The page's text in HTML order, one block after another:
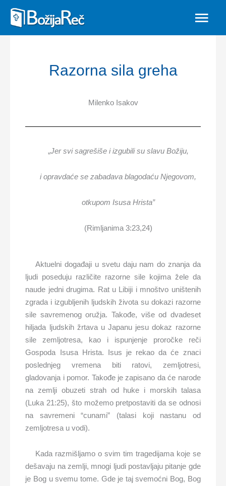
Razorna sila greha
Milenko Isakov
„Jer svi sagrešiše i izgubili su slavu Božiju,
i opravdaće se zabadava blagodaću Njegovom,
otkupom Isusa Hrista”
(Rimljanima 3:23,24)
Aktuelni događaji u svetu daju nam do znanja da
ljudi poseduju različite razorne sile kojima žele da
naude jedni drugima. Rat u Libiji i mnoštvo uništenih
zgrada i izgubljenih ljudskih života su dokazi razorne
sile savremenog oružja. Takođe, više od dvadeset
hiljada ljudskih žrtava u Japanu jesu dokaz razorne
sile zemljotresa, kao i ispunjenje proročke reči
Gospoda Isusa Hrista. Isus je rekao da će znaci
poslednjeg vremena biti ratovi, zemljotresi,
gladovanja i pomor. Takođe je zapisano da će narode
na zemlji obuzeti strah od huke i morskih talasa
(Luka 21:25), što možemo pretpostaviti da se odnosi
na savremeni “cunami” (talasi koji nastanu od
zemljotresa u vodi).
Kada razmišljamo o svim tim tragedijama koje se
dešavaju na zemlji, mnogi ljudi postavljaju pitanje gde
je Bog u svemu tome. Gde je taj svemoćni Bog, Bog